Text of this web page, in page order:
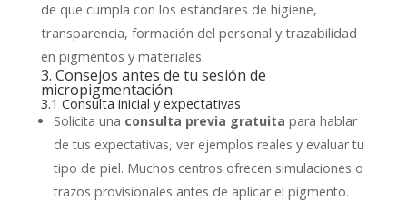
de que cumpla con los estándares de higiene,
transparencia, formación del personal y trazabilidad
en pigmentos y materiales.
3. Consejos antes de tu sesión de
micropigmentación
3.1 Consulta inicial y expectativas
Solicita una consulta previa gratuita para hablar
de tus expectativas, ver ejemplos reales y evaluar tu
tipo de piel. Muchos centros ofrecen simulaciones o
trazos provisionales antes de aplicar el pigmento.